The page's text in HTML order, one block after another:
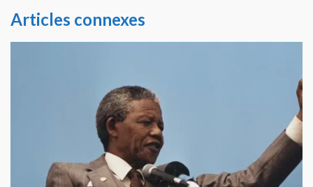
Articles connexes